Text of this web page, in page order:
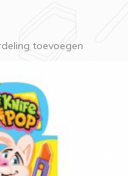
toevoegen